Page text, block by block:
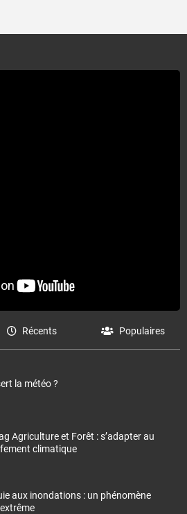
Récents Populaires
la météo ?
Agriculture et Forêt : s’adapter au
climatique
aux inondations : un phénomène